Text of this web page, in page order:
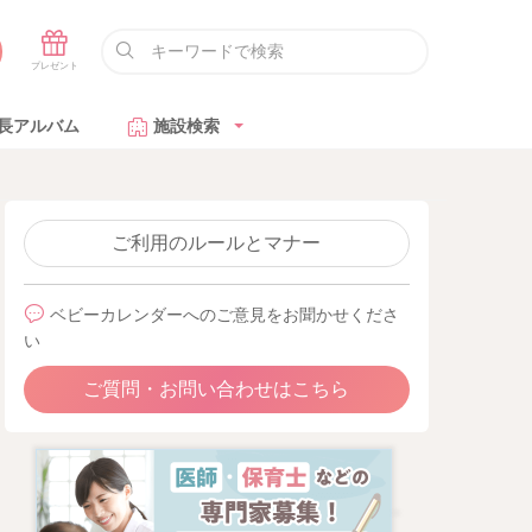
アルバム 施設検索
ご利用のルールとマナー
ベビーカレンダーへのご意見をお聞かせくださ
い
ご質問・お問い合わせはこちら